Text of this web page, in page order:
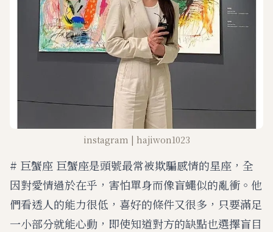
instagram | hajiwon1023
# 巨蟹座 巨蟹座是頭號最常被欺騙感情的星座，全
因對愛情過於在乎，害怕單身而像盲蠅似的亂衝。他
們看透人的能力很低，喜好的條件又很多，只要滿足
一小部分就能心動，即使知道對方的缺點也選擇盲目